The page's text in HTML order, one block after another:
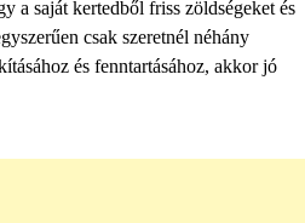
a saját kertedből friss zöldségeket és
csak szeretnél néhány
és fenntartásához, akkor jó